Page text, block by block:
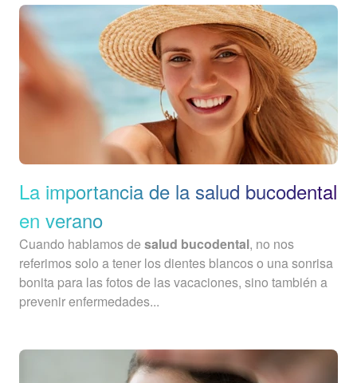
La importancia de la salud bucodental
en verano
Cuando hablamos de salud bucodental, no nos
referimos solo a tener los dientes blancos o una sonrisa
bonita para las fotos de las vacaciones, sino también a
prevenir enfermedades...